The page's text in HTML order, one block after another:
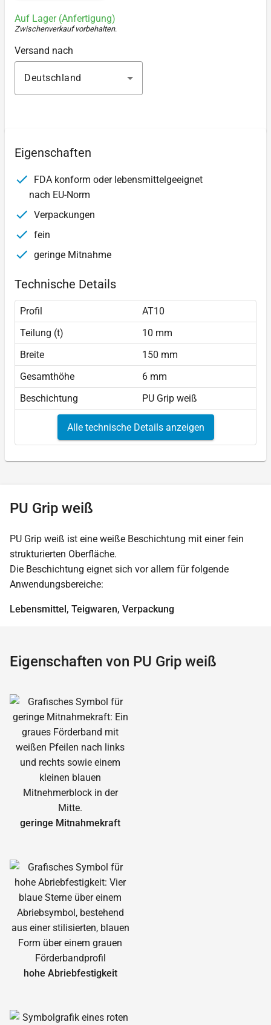
Auf Lager (Anfertigung)
Zwischenverkauf vorbehalten.
Versand nach
Deutschland
Eigenschaften
FDA konform oder lebensmittelgeeignet
nach EU-Norm
Verpackungen
fein
geringe Mitnahme
Technische Details
Profil
AT10
Teilung (t)
10 mm
Breite
150 mm
Gesamthöhe
6 mm
Beschichtung
PU Grip weiß
Alle technische Details anzeigen
PU Grip weiß
PU Grip weiß ist eine weiße Beschichtung mit einer fein
strukturierten Oberfläche.
Die Beschichtung eignet sich vor allem für folgende
Anwendungsbereiche:
Lebensmittel, Teigwaren, Verpackung
Eigenschaften von PU Grip weiß
geringe Mitnahmekraft
hohe Abrieb­festigkeit